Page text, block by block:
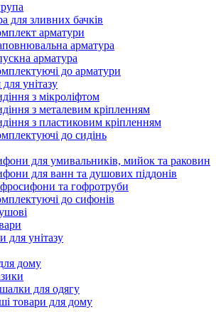
для зливних бачків
арматури
арматура
арматура
до арматури
унітазу
з мікроліфтом
з металевим кріпленням
з пластиковим кріпленням
до сидінь
для умивальників, мийок та раковин
для ванн та душових піддонів
та гофротруби
до сифонів
для унітазу
дому
для одягу
товари для дому